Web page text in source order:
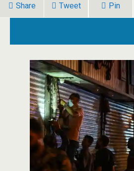
Share Tweet Pin
ایران از قطعی‌های گسترده و
صنعتی انتقاد کرد و گفت:
به تولید، ماشین‌آلات و قطعات
خسارتی پرداخت نکرده است.»